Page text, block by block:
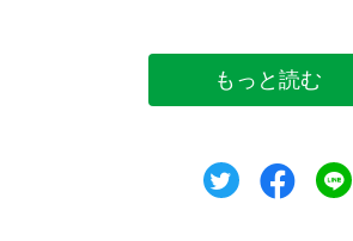
もっと読む
ツイートシェア